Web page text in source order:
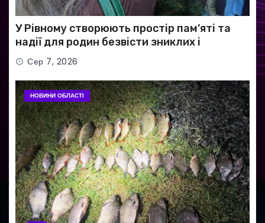
У Рівному створюють простір пам’яті та
надії для родин безвісти зниклих і
полонених військових
Сер 7, 2026
НОВИНИ ОБЛАСТІ